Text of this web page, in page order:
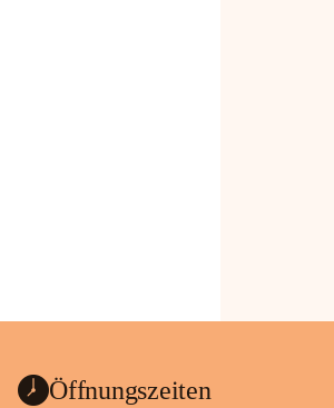
Öffnungszeiten